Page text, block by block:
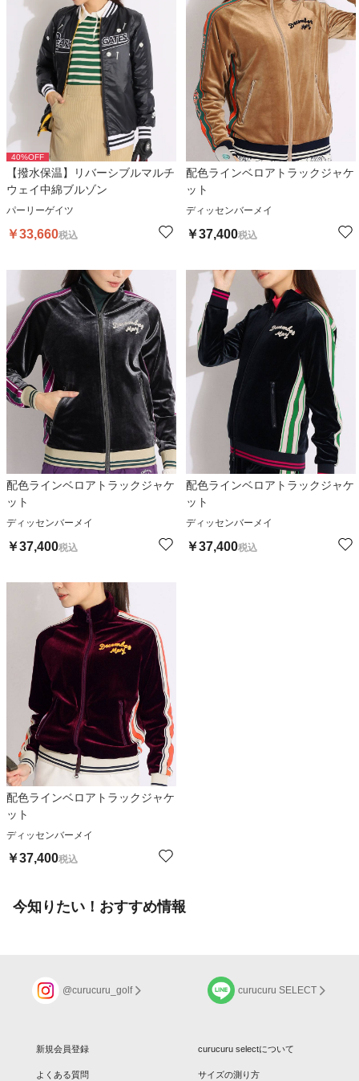
40%OFF
【撥水保温】リバーシブルマルチ
ウェイ中綿ブルゾン
パーリーゲイツ
￥33,660税込
配色ラインベロアトラックジャケ
ット
ディッセンバーメイ
￥37,400税込
配色ラインベロアトラックジャケ
ット
ディッセンバーメイ
￥37,400税込
配色ラインベロアトラックジャケ
ット
ディッセンバーメイ
￥37,400税込
配色ラインベロアトラックジャケ
ット
ディッセンバーメイ
￥37,400税込
今知りたい！おすすめ情報
@curucuru_golf curucuru SELECT
新規会員登録 curucuru selectについて
よくある質問 サイズの測り方